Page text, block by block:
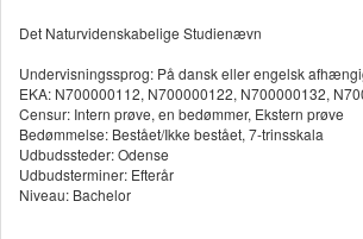
Det Naturvidenskabelige Studienævn
Undervisningssprog: På dansk eller engelsk
EKA: N700000112, N700000122, N700000132,
Censur: Intern prøve, en bedømmer, Ekstern prøve
Bedømmelse: Bestået/Ikke bestået, 7-trinsskala
Udbudssteder: Odense
Udbudsterminer: Efterår
Niveau: Bachelor